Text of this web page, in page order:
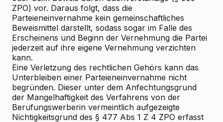
ZPO) vor. Daraus folgt, dass die
Parteieneinvernahme kein gemeinschaftliches
Beweismittel darstellt, sodass sogar im Falle des
Erscheinens und Beginn der Vernehmung die Partei
jederzeit auf ihre eigene Vernehmung verzichten
kann.
Eine Verletzung des rechtlichen Gehörs kann das
Unterbleiben einer Parteieneinvernahme nicht
begründen. Dieser unter dem Anfechtungsgrund
der Mangelhaftigkeit des Verfahrens von der
Berufungswerberin vermeintlich aufgezeigte
Nichtigkeitsgrund des § 477 Abs 1 Z 4 ZPO erfasst